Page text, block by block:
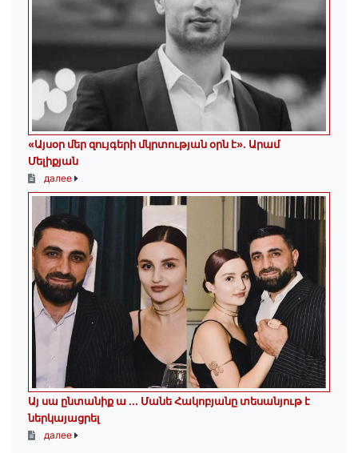
«Այսօր մեր զույգերի մկրտության օրն է»․ Արամ
Մելիքյան
далее
Այ սա ընտանիք ա ․․․ Մանե Հակոբյանը տեսանյութ է
ներկայացրել
далее